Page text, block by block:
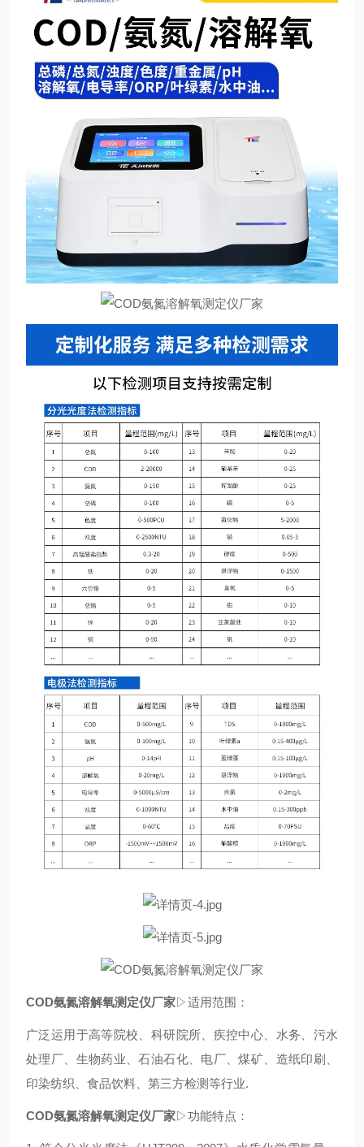
COD氨氮溶解氧测定仪厂家▷适用范围：
广泛运用于高等院校、科研院所、疾控中心、水务、污水
处理厂、生物药业、石油石化、电厂、煤矿、造纸印刷、
印染纺织、食品饮料、第三方检测等行业.
COD氨氮溶解氧测定仪厂家▷功能特点：